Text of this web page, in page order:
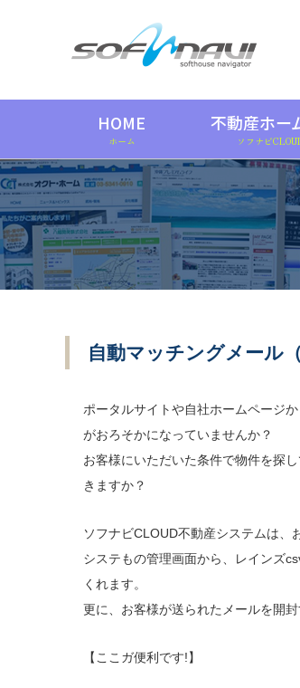
HOME
ホーム
不動産ホー
ソフナビ
自動マッチングメール
ポータルサイトや自社ホームページ
がおろそかになっていませんか？
お客様にいただいた条件で物件を探
きますか？
ソフナビCLOUD不動産システムは、
システもの管理画面から、レインズ
くれます。
更に、お客様が送られたメールを開
【ここガ便利です!】